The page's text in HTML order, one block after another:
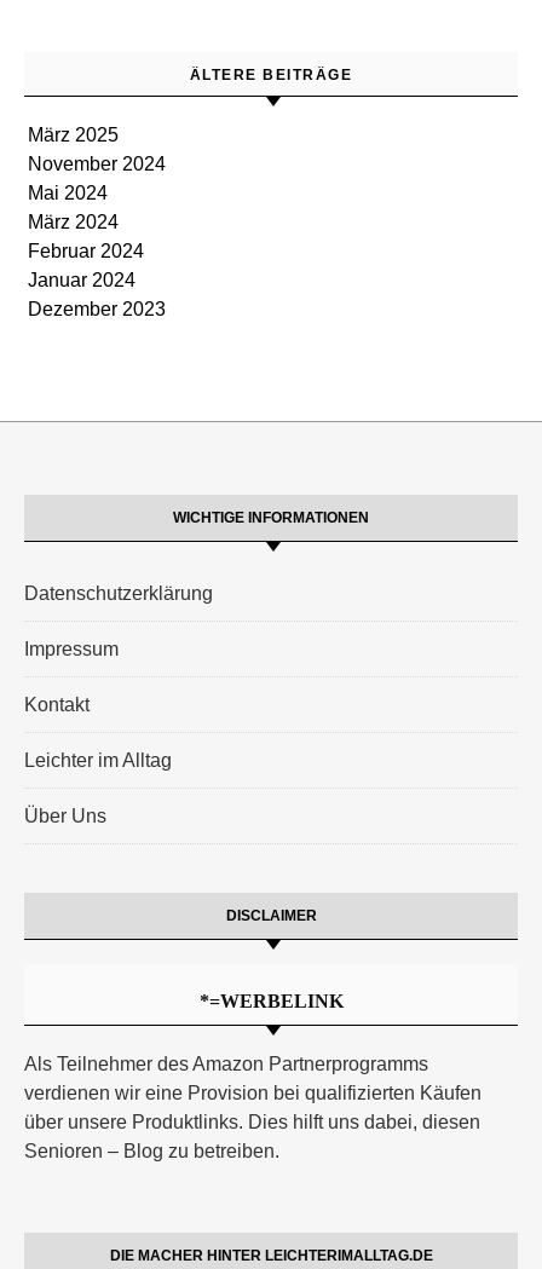
ÄLTERE BEITRÄGE
März 2025
November 2024
Mai 2024
März 2024
Februar 2024
Januar 2024
Dezember 2023
WICHTIGE INFORMATIONEN
Datenschutzerklärung
Impressum
Kontakt
Leichter im Alltag
Über Uns
DISCLAIMER
*=WERBELINK
Als Teilnehmer des Amazon Partnerprogramms
verdienen wir eine Provision bei qualifizierten Käufen
über unsere Produktlinks. Dies hilft uns dabei, diesen
Senioren – Blog zu betreiben.
DIE MACHER HINTER LEICHTERIMALLTAG.DE